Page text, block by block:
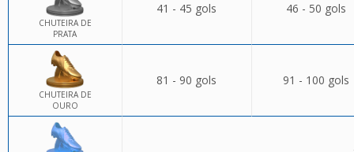
CHUTEIRA DE
PRATA
41 - 45 gols 46 - 50 gols
CHUTEIRA DE
OURO
81 - 90 gols 91 - 100 gols